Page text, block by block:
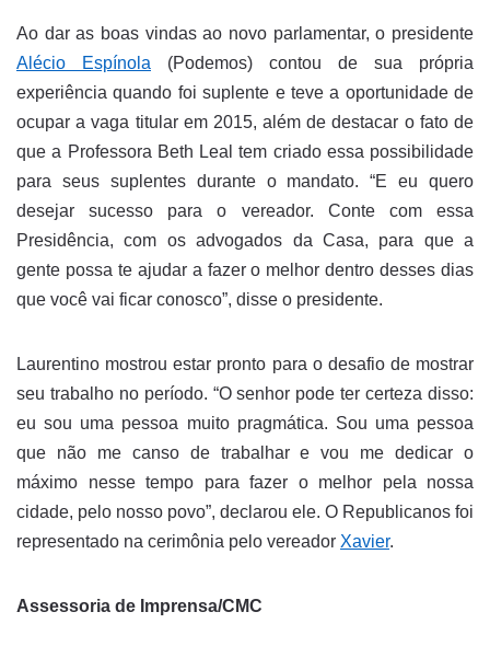
Ao dar as boas vindas ao novo parlamentar, o presidente
Alécio Espínola (Podemos) contou de sua própria
experiência quando foi suplente e teve a oportunidade de
ocupar a vaga titular em 2015, além de destacar o fato de
que a Professora Beth Leal tem criado essa possibilidade
para seus suplentes durante o mandato. “E eu quero
desejar sucesso para o vereador. Conte com essa
Presidência, com os advogados da Casa, para que a
gente possa te ajudar a fazer o melhor dentro desses dias
que você vai ficar conosco”, disse o presidente.
Laurentino mostrou estar pronto para o desafio de mostrar
seu trabalho no período. “O senhor pode ter certeza disso:
eu sou uma pessoa muito pragmática. Sou uma pessoa
que não me canso de trabalhar e vou me dedicar o
máximo nesse tempo para fazer o melhor pela nossa
cidade, pelo nosso povo”, declarou ele. O Republicanos foi
representado na cerimônia pelo vereador Xavier.
Assessoria de Imprensa/CMC